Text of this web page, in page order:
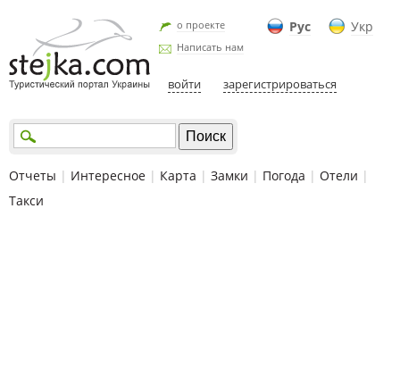
Рус Укр
о проекте
Написать нам
войти зарегистрироваться
Отчеты | Интересное | Карта | Замки | Погода | Отели |
Такси